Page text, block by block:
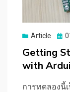
Article
Getting
with
การทดลองนี้